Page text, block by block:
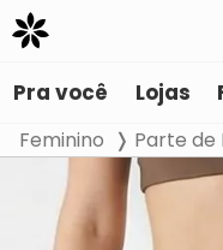
Pra você Lojas
Feminino Parte de